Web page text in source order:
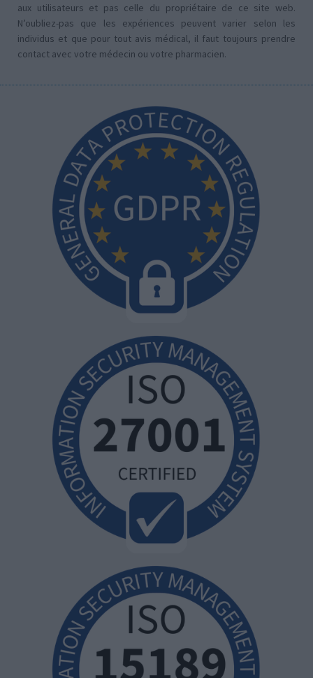
aux utilisateurs et pas celle du propriétaire de ce site web.
N’oubliez-pas que les expériences peuvent varier selon les
individus et que pour tout avis médical, il faut toujours prendre
contact avec votre médecin ou votre pharmacien.